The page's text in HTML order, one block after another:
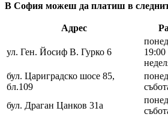
В София можеш да платиш в
Адрес
ул. Ген. Йосиф В. Гурко 6
19:00
бул. Цариградско шосе 85,
бл.109
бул. Драган Цанков 31а